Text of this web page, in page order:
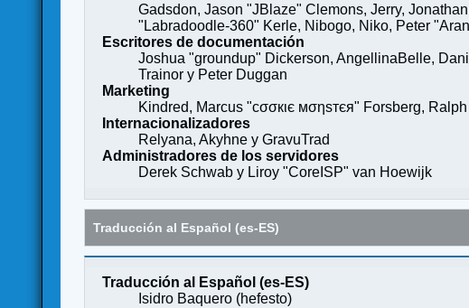
Gadsdon, Jason "JBlaze" Clemons, Jerry,
"Labradoodle-360" Kerle, Nibogo, Niko, Peter
Escritores de documentación
Joshua "groundup" Dickerson, AngellinaBelle,
Trainor y Peter Duggan
Marketing
Kindred, Marcus "cσσкιє мσηѕтєя" Forsberg,
Internacionalizadores
Relyana, Akyhne y GravuTrad
Administradores de los servidores
Derek Schwab y Liroy "CoreISP" van Hoewijk
Traducción al Español (es-ES)
Traducción al Español (es-ES)
Isidro Baquero (hefesto)